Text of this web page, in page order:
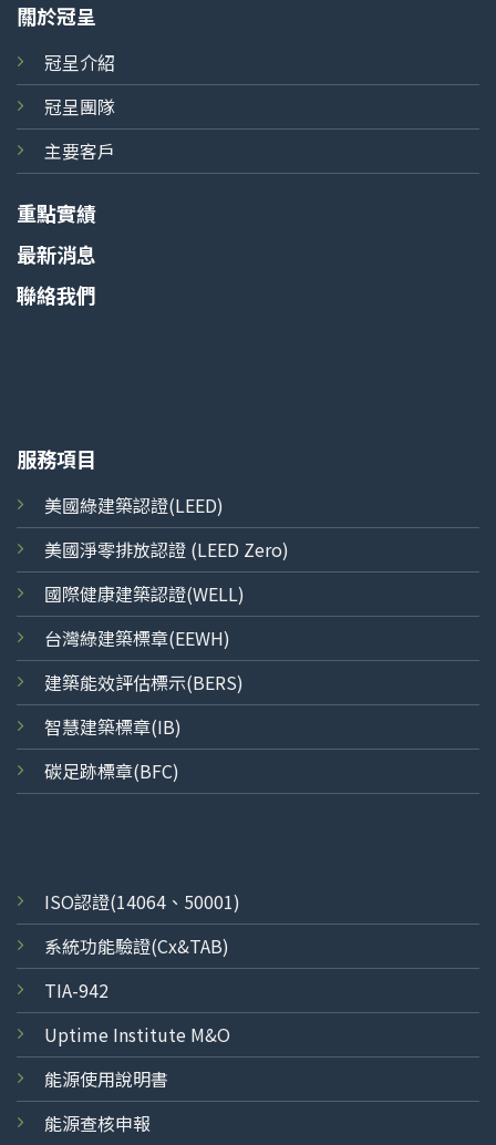
關於冠呈
冠呈介紹
冠呈團隊
主要客戶
重點實績
最新消息
聯絡我們
服務項目
美國綠建築認證(LEED)
美國淨零排放認證 (LEED Zero)
國際健康建築認證(WELL)
台灣綠建築標章(EEWH)
建築能效評估標示(BERS)
智慧建築標章(IB)
碳足跡標章(BFC)
ISO認證(14064、50001)
系統功能驗證(Cx&TAB)
TIA-942
Uptime Institute M&O
能源使用說明書
能源查核申報